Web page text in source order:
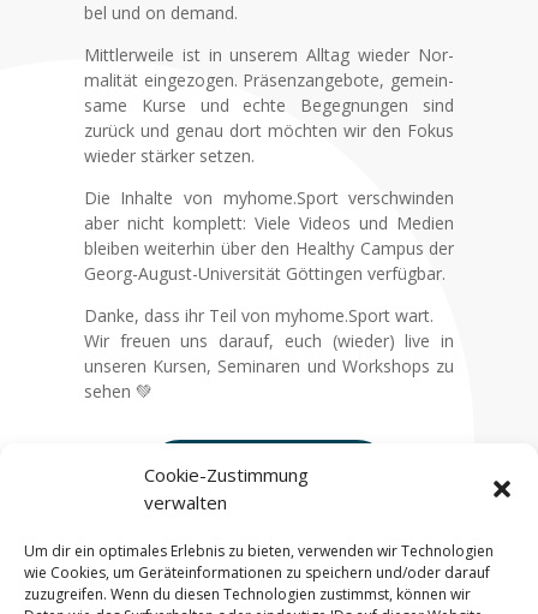
Cookie-Zustimmung
verwalten
Um dir ein optimales Erlebnis zu bieten, verwenden wir Technologien
wie Cookies, um Geräteinformationen zu speichern und/oder darauf
zuzugreifen. Wenn du diesen Technologien zustimmst, können wir
bel und on demand.
Mitt­ler­wei­le ist in unse­rem All­tag wie­der Nor­
ma­li­tät ein­ge­zo­gen. Prä­sen­z­an­ge­bo­te, gemein­
sa­me Kur­se und ech­te Begeg­nun­gen sind
zurück und genau dort möch­ten wir den Fokus
wie­der stär­ker set­zen.
Die Inhal­te von myhome.Sport ver­schwin­den
aber nicht kom­plett: Vie­le Vide­os und Medi­en
blei­ben wei­ter­hin über den Healt­hy Cam­pus der
Georg-August-Uni­ver­si­tät Göt­tin­gen ver­füg­bar.
Dan­ke, dass ihr Teil von myhome.Sport wart.
Wir freu­en uns dar­auf, euch (wie­der) live in
unse­ren Kur­sen, Semi­na­ren und Work­shops zu
sehen 💚
Zum Healt­hy Cam­pus